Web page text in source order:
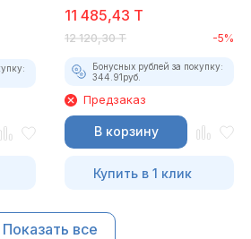
11 485,43 T
12 120,30 T -5%
Бонусных рублей за покупку:
344.91руб.
Предзаказ
В корзину
Купить в 1 клик
Показать все